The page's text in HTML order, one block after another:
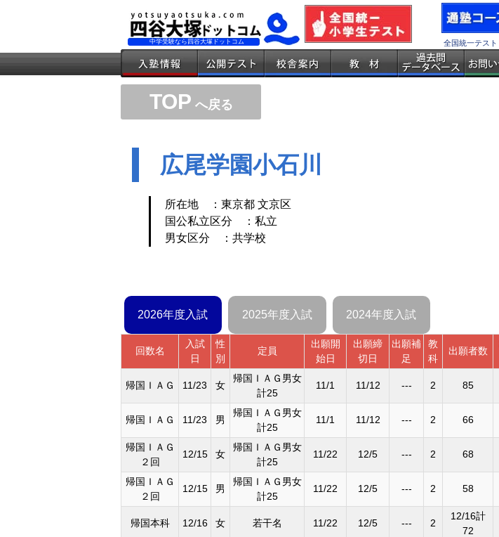
中学受験なら四谷大塚ドットコム 全国統一テスト
TOP へ戻る
広尾学園小石川
所在地 ：東京都 文京区
国公私立区分 ：私立
男女区分 ：共学校
2026年度入試 2025年度入試 2024年度入試
回数名
入試
日
性
別
定員
出願開
始日
出願締
切日
出願補
足
教
科
出願者数
帰国ＩＡＧ 11/23 女
帰国ＩＡＧ男女
計25
11/1 11/12 --- 2 85
帰国ＩＡＧ 11/23 男
帰国ＩＡＧ男女
計25
11/1 11/12 --- 2 66
帰国ＩＡＧ
２回
12/15 女
帰国ＩＡＧ男女
計25
11/22 12/5 --- 2 68
帰国ＩＡＧ
２回
12/15 男
帰国ＩＡＧ男女
計25
11/22 12/5 --- 2 58
帰国本科 12/16 女 若干名 11/22 12/5 --- 2
12/16計
72